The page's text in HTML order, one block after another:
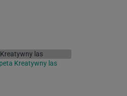
Kreatywny las